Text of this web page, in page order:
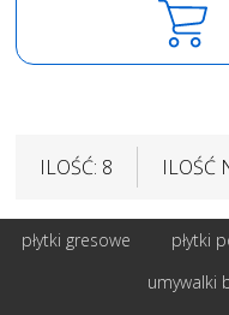
ILOŚĆ: 8 ILOŚĆ
płytki gresowe płytki
umywalki